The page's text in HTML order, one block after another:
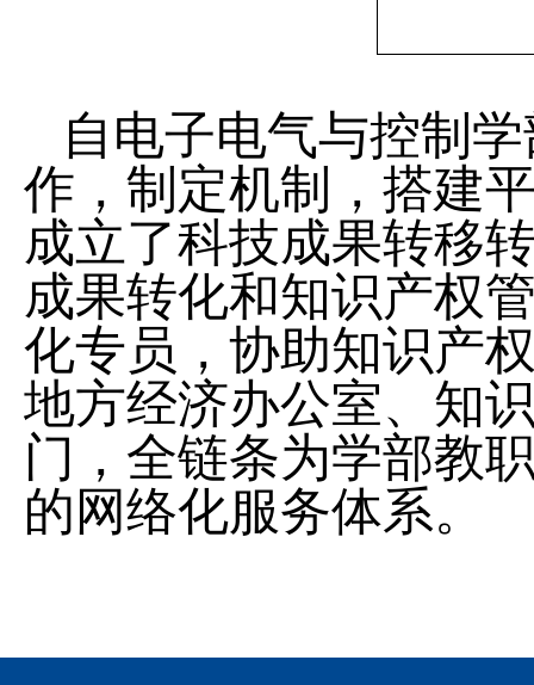
自电子电气与控制
作，制定机制，搭建
成立了科技成果转移
成果转化和知识产权
化专员，协助知识产
地方经济办公室、知
门，全链条为学部教
的网络化服务体系。